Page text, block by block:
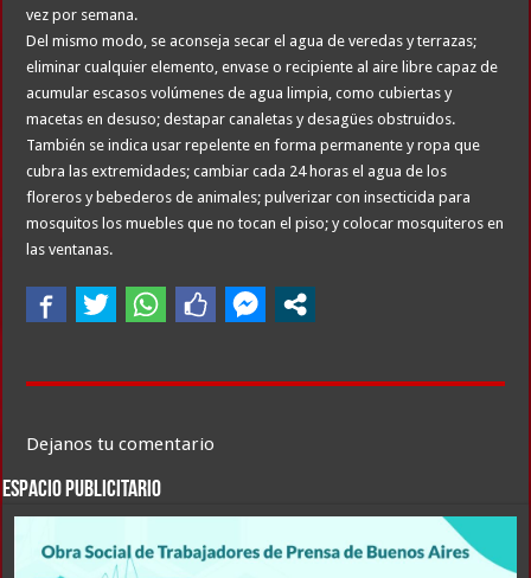
vez por semana.
Del mismo modo, se aconseja secar el agua de veredas y terrazas;
eliminar cualquier elemento, envase o recipiente al aire libre capaz de
acumular escasos volúmenes de agua limpia, como cubiertas y
macetas en desuso; destapar canaletas y desagües obstruidos.
También se indica usar repelente en forma permanente y ropa que
cubra las extremidades; cambiar cada 24 horas el agua de los
floreros y bebederos de animales; pulverizar con insecticida para
mosquitos los muebles que no tocan el piso; y colocar mosquiteros en
las ventanas.
Dejanos tu comentario
ESPACIO PUBLICITARIO